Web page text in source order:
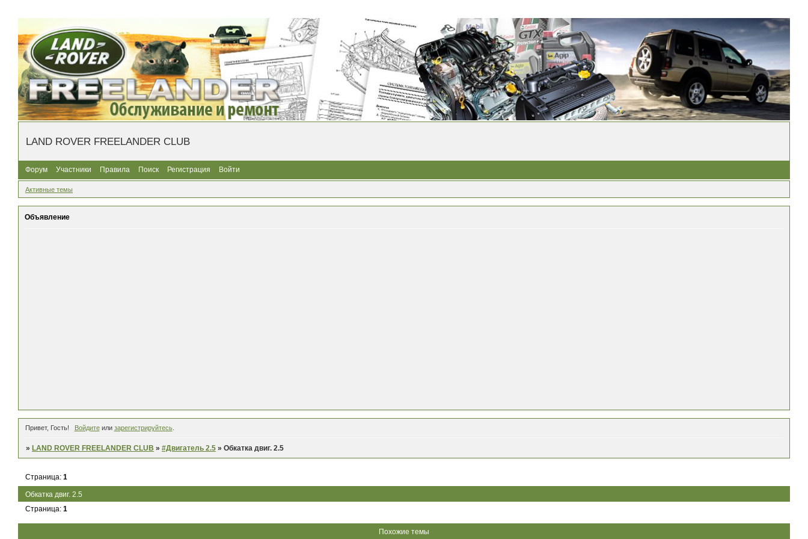
LAND ROVER FREELANDER CLUB
Форум Участники Правила Поиск Регистрация Войти
Активные темы
Объявление
Привет, Гость! Войдитеили зарегистрируйтесь.
»LAND ROVER FREELANDER CLUB »#Двигатель 2.5 »Обкатка двиг. 2.5
Обкатка двиг. 2.5
Страница:1
Страница:1
Похожие темы